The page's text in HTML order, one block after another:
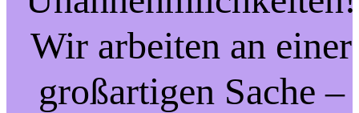
Wir arbeiten an einer
großartigen Sache –